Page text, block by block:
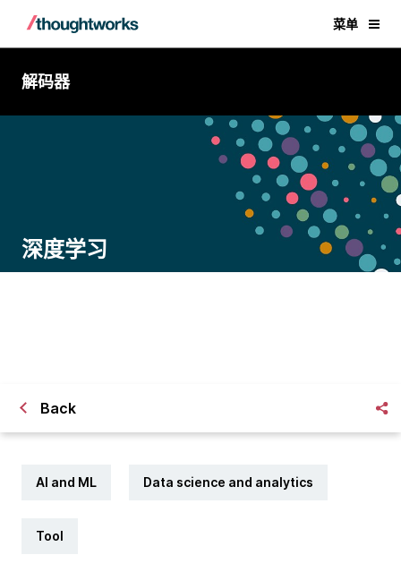
菜单
解码器
深度学习
Back
AI and ML Data science and analytics
Tool